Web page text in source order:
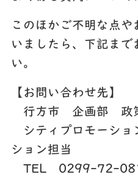
このほかご不明な点
いましたら、下記まで
い。
【お問い合わせ先】
行方市 企画部 政策
シティプロモーショ
ション担当
TEL 0299-72-